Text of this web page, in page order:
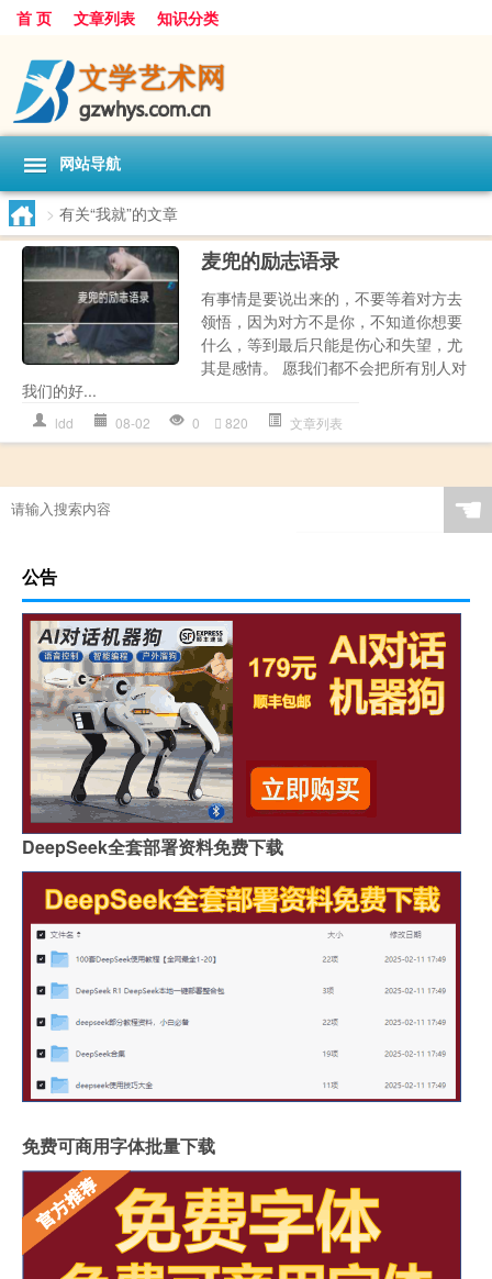
首 页 文章列表 知识分类
网站导航
> 有关“我就”的文章
麦兜的励志语录
有事情是要说出来的，不要等着对方去
领悟，因为对方不是你，不知道你想要
什么，等到最后只能是伤心和失望，尤
其是感情。 愿我们都不会把所有別人对
我们的好...
ldd 08-02 0 820 文章列表
☚
公告
DeepSeek全套部署资料免费下载
免费可商用字体批量下载